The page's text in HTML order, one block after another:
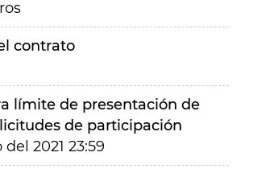
contrato
límite de presentación de
de participación
2021 23:59